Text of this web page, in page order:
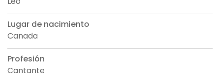
Lugar de nacimiento
Canada
Profesión
Cantante